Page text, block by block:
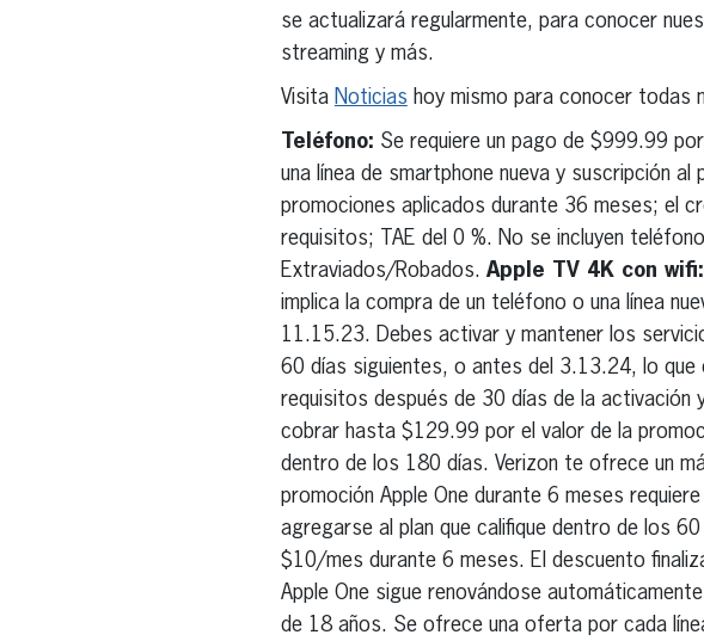
se actualizará regularmente, para conocer
streaming y más.
Visita Noticias hoy mismo para conocer
Teléfono: Se requiere un pago de $999.99
una línea de smartphone nueva y suscripción
promociones aplicados durante 36 meses; el
requisitos; TAE del 0 %. No se incluyen
Extraviados/Robados. Apple TV 4K con wifi:
implica la compra de un teléfono o una línea
11.15.23. Debes activar y mantener los
60 días siguientes, o antes del 3.13.24, lo que
requisitos después de 30 días de la activación
cobrar hasta $129.99 por el valor de la
dentro de los 180 días. Verizon te ofrece un
promoción Apple One durante 6 meses
agregarse al plan que califique dentro de los
$10/mes durante 6 meses. El descuento
Apple One sigue renovándose
de 18 años. Se ofrece una oferta por cada